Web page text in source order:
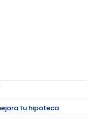
tu hipoteca